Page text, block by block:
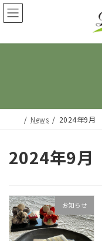
コ
ン
テ
ス
ナ
ビ
ゲ
ン
News 2024年9月
2024年9月
お知らせ